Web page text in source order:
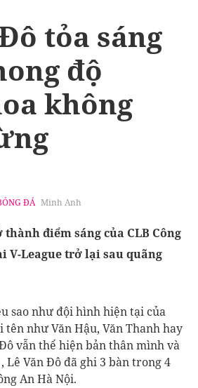
tỏa sáng
độ
không
ĐÁ Minh Anh
điểm sáng của CLB Công
V-League trở lại sau quãng
sao như đội hình hiện tại của
tên như Văn Hậu, Văn Thanh hay
vẫn thể hiện bản thân mình và
Lê Văn Đô đã ghi 3 bàn trong 4
An Hà Nội.